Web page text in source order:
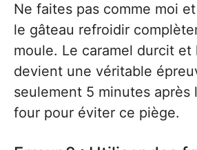
Ne faites pas comme moi
le gâteau refroidir
moule. Le caramel durcit et
devient une véritable
seulement 5 minutes après
four pour éviter ce piège.